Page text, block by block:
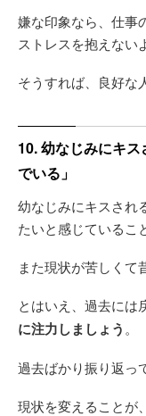
嫌な印象なら、仕事
ストレスを抱えない
そうすれば、良好な
10. 幼なじみにキ
でいる」
幼なじみにキスされ
たいと感じているこ
また現状が苦しくて
とはいえ、過去には
に注力しましょう 。
過去ばかり振り返っ
現状を変えることが